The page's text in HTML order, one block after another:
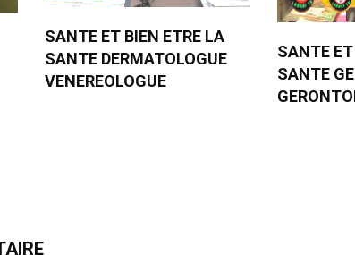
SANTE ET BIEN ETRE LA
SANTE DERMATOLOGUE
VENEREOLOGUE
SANTE
SANTE